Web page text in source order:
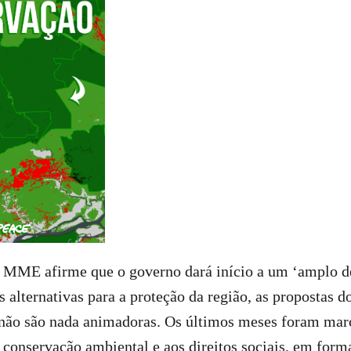
afirme que o governo dará início a um ‘amplo
alternativas para a proteção da região, as propostas
são nada animadoras. Os últimos meses foram
ambiental e aos direitos sociais, em